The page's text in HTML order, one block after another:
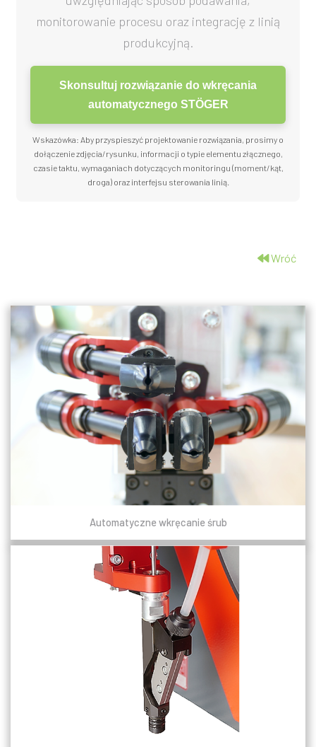
monitorowanie procesu oraz integrację z linią
produkcyjną.
Skonsultuj rozwiązanie do wkręcania
automatycznego STÖGER
Wskazówka: Aby przyspieszyć projektowanie rozwiązania, prosimy o
dołączenie zdjęcia/rysunku, informacji o typie elementu złącznego,
czasie taktu, wymaganiach dotyczących monitoringu (moment/kąt,
droga) oraz interfejsu sterowania linią.
Wróć
Automatyczne wkręcanie śrub